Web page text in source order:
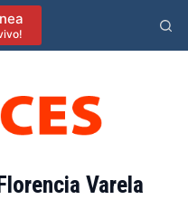
Varela